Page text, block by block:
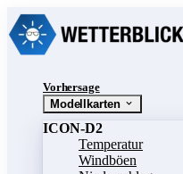
Vorhersage
Modellkarten
ICON-D2
Temperatur
Windböen